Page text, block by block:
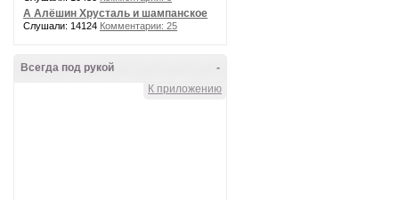
А Алёшин Хрусталь и шампанское
Слушали: 14124 Комментарии: 25
-
Всегда под рукой
К приложению